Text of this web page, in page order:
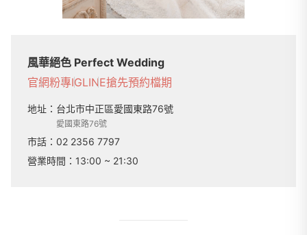
風華絕色 Perfect Wedding
官網粉專IGLINE搶先預約檔期
地址： 台北市中正區愛國東路76號
愛國東路76號
市話： 02 2356 7797
營業時間： 13:00 ~ 21:30